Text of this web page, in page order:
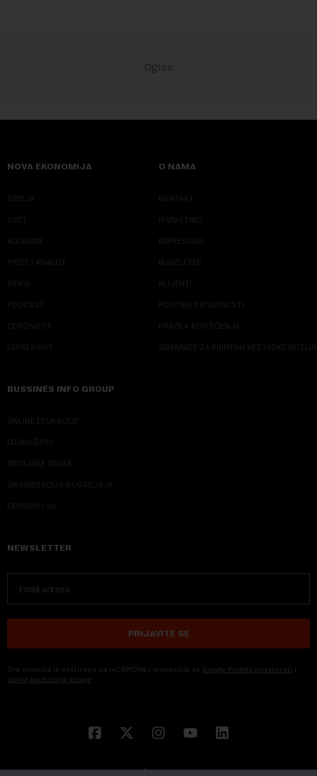
NOVA EKONOMIJA
SRBIJA
SVET
KOLUMNE
PRIČE I ANALIZE
VIDEO
PODCAST
ODRŽIVOST
LEPŠI ŽIVOT
O NAMA
KONTAKT
MARKETING
IMPRESSUM
NJUZLETER
KLIJENTI
POLITIKA PRIVATNOSTI
PRAVILA KORIŠĆENJA
SMERNICE ZA PRIMENU VEŠTAČKE
BUSSINES INFO GROUP
ONLINE EDUKACIJE
IZDAVAŠTVO
MEDIJSKE OBUKE
ORGANIZACIJA DOGADJAJA
EKONOM I JA
NEWSLETTER
PRIJAVITE SE
Ova stranica je zaštićena sa reCAPTCHA i primenjuju se Google Politika privatnosti i
Uslovi korišćenja usluge